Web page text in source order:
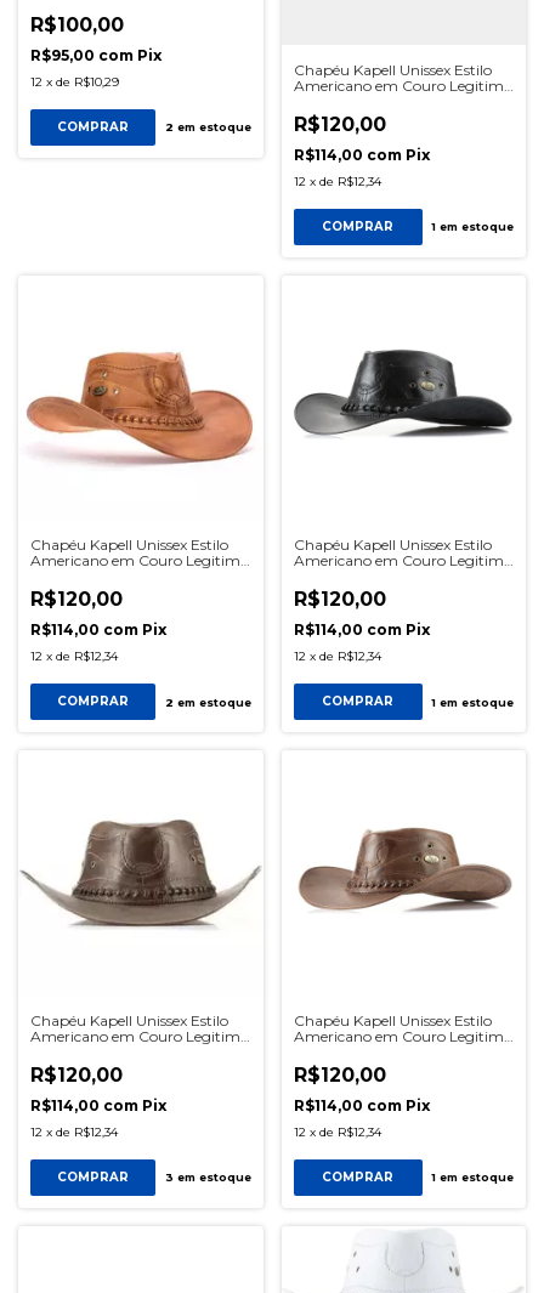
R$100,00
R$95,00 com Pix
12 x de R$10,29
COMPRAR 2 em estoque
Chapéu Kapell Unissex Estilo
Americano em Couro Legitimo
R$120,00
R$114,00 com Pix
12 x de R$12,34
COMPRAR 1 em estoque
Chapéu Kapell Unissex Estilo
Americano em Couro Legitimo
R$120,00
R$114,00 com Pix
12 x de R$12,34
COMPRAR 2 em estoque
Chapéu Kapell Unissex Estilo
Americano em Couro Legitimo
R$120,00
R$114,00 com Pix
12 x de R$12,34
COMPRAR 1 em estoque
Chapéu Kapell Unissex Estilo
Americano em Couro Legitimo
R$120,00
R$114,00 com Pix
12 x de R$12,34
COMPRAR 3 em estoque
Chapéu Kapell Unissex Estilo
Americano em Couro Legitimo
R$120,00
R$114,00 com Pix
12 x de R$12,34
COMPRAR 1 em estoque